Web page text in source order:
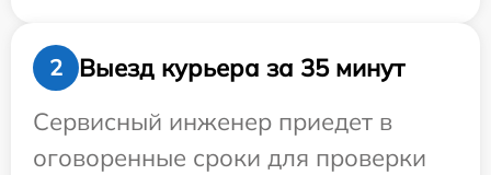
2
Выезд курьера за 35 минут
Сервисный инженер приедет в
оговоренные сроки для проверки